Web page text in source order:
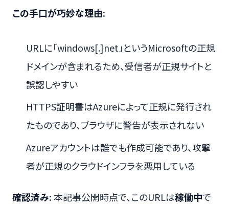
この手口が巧妙な理由:
URLに「windows[.]net」というMicrosoftの正規
ドメインが含まれるため、受信者が正規サイトと
誤認しやすい
HTTPS証明書はAzureによって正規に発行され
たものであり、ブラウザに警告が表示されない
Azureアカウントは誰でも作成可能であり、攻撃
者が正規のクラウドインフラを悪用している
確認済み:本記事公開時点で、このURLは稼働中で